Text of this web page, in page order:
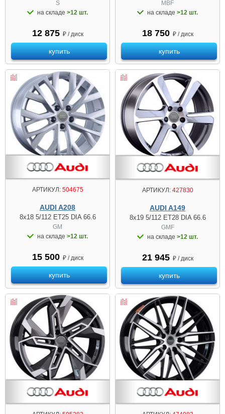
S
на складе >12 шт.
12 875 ₽ / диск
купить
MBF
на складе >12 шт.
18 750 ₽ / диск
купить
АРТИКУЛ:504675
AUDI A208
8x18 5/112 ET25 DIA 66.6
GM
на складе >12 шт.
15 500 ₽ / диск
купить
АРТИКУЛ:427830
AUDI A149
8x19 5/112 ET28 DIA 66.6
GMF
на складе >12 шт.
21 945 ₽ / диск
купить